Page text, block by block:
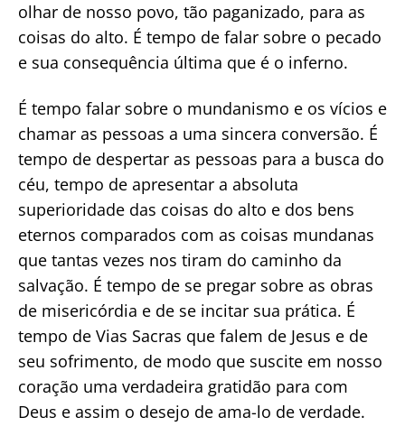
olhar de nosso povo, tão paganizado, para as
coisas do alto. É tempo de falar sobre o pecado
e sua consequência última que é o inferno.
É tempo falar sobre o mundanismo e os vícios e
chamar as pessoas a uma sincera conversão. É
tempo de despertar as pessoas para a busca do
céu, tempo de apresentar a absoluta
superioridade das coisas do alto e dos bens
eternos comparados com as coisas mundanas
que tantas vezes nos tiram do caminho da
salvação. É tempo de se pregar sobre as obras
de misericórdia e de se incitar sua prática. É
tempo de Vias Sacras que falem de Jesus e de
seu sofrimento, de modo que suscite em nosso
coração uma verdadeira gratidão para com
Deus e assim o desejo de ama-lo de verdade.